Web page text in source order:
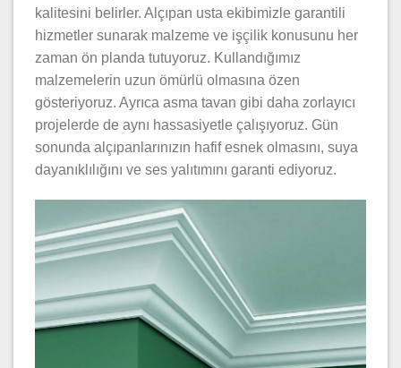
kalitesini belirler. Alçıpan usta ekibimizle garantili
hizmetler sunarak malzeme ve işçilik konusunu her
zaman ön planda tutuyoruz. Kullandığımız
malzemelerin uzun ömürlü olmasına özen
gösteriyoruz. Ayrıca asma tavan gibi daha zorlayıcı
projelerde de aynı hassasiyetle çalışıyoruz. Gün
sonunda alçıpanlarınızın hafif esnek olmasını, suya
dayanıklılığını ve ses yalıtımını garanti ediyoruz.